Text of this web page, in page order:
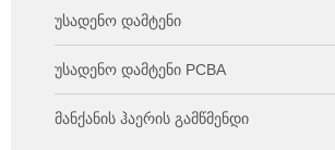
უსადენო დამტენი
უსადენო დამტენი PCBA
მანქანის ჰაერის გამწმენდი